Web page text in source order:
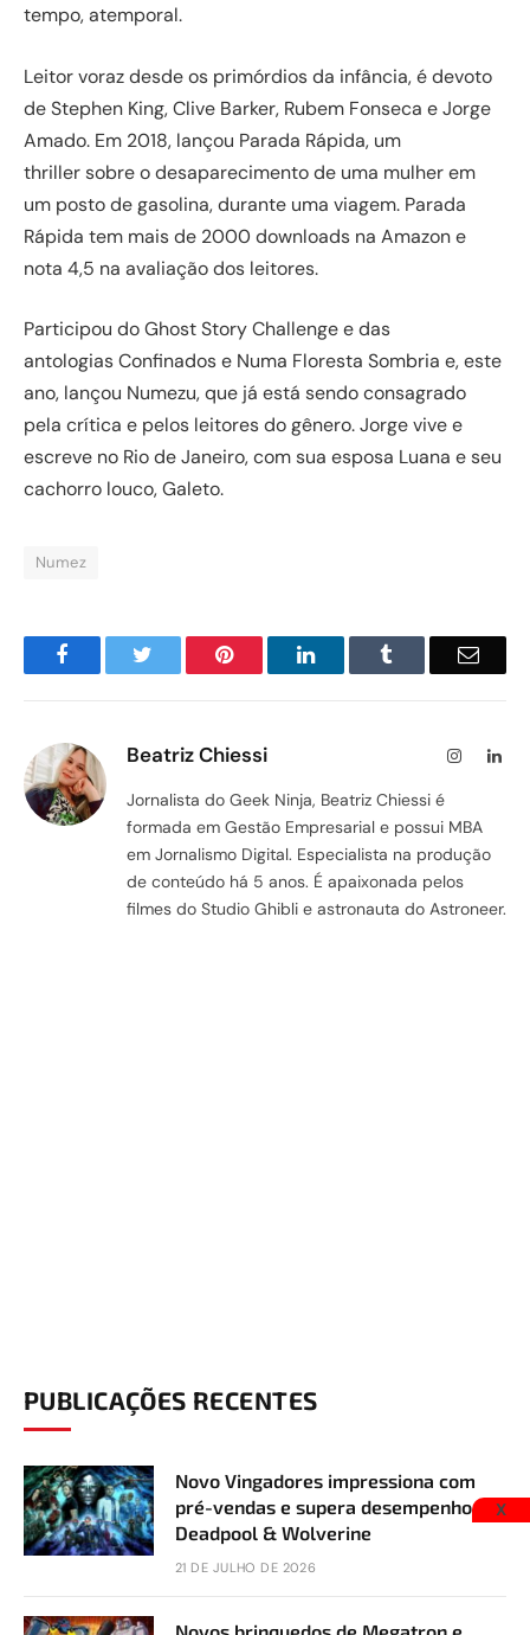
tempo, atemporal.
Leitor voraz desde os primórdios da infância, é devoto
de Stephen King, Clive Barker, Rubem Fonseca e Jorge
Amado. Em 2018, lançou Parada Rápida, um
thriller sobre o desaparecimento de uma mulher em
um posto de gasolina, durante uma viagem. Parada
Rápida tem mais de 2000 downloads na Amazon e
nota 4,5 na avaliação dos leitores.
Participou do Ghost Story Challenge e das
antologias Confinados e Numa Floresta Sombria e, este
ano, lançou Numezu, que já está sendo consagrado
pela crítica e pelos leitores do gênero. Jorge vive e
escreve no Rio de Janeiro, com sua esposa Luana e seu
cachorro louco, Galeto.
Numez
Facebook Pinterest LinkedIn Email
Beatriz Chiessi Instagram
Jornalista do Geek Ninja, Beatriz Chiessi é
formada em Gestão Empresarial e possui MBA
em Jornalismo Digital. Especialista na produção
de conteúdo há 5 anos. É apaixonada pelos
filmes do Studio Ghibli e astronauta do Astroneer.
PUBLICAÇÕES RECENTES
Novo Vingadores impressiona com
pré-vendas e supera desempenho de
Deadpool & Wolverine
21 DE JULHO DE 2026
X